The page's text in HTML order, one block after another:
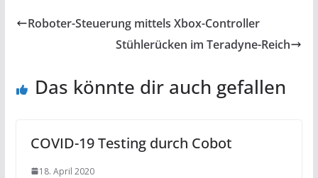
Roboter-Steuerung mittels Xbox-Controller
Stühlerücken im Teradyne-Reich
Das könnte dir auch gefallen
COVID-19 Testing durch Cobot
18. April 2020